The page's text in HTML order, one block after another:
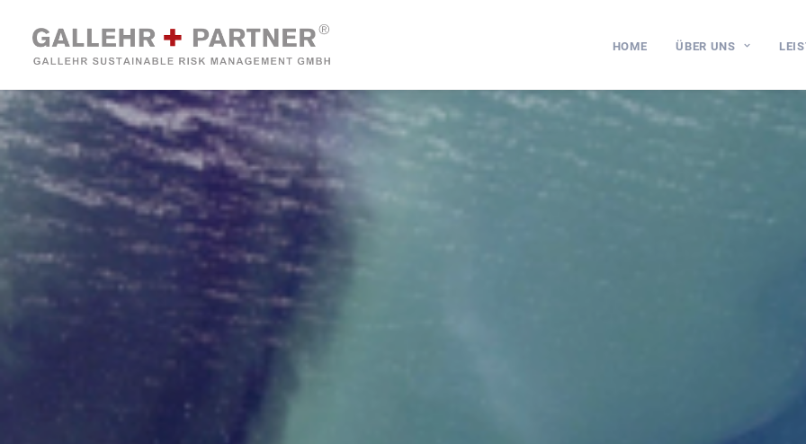
HOME ÜBER UNS